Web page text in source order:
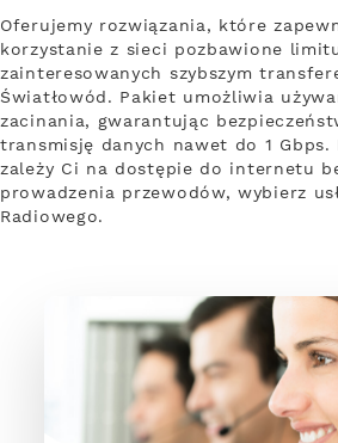
Oferujemy rozwiązania, które
korzystanie z sieci pozbawione
zainteresowanych szybszym
Światłowód. Pakiet umożliwia
zacinania, gwarantując
transmisję danych nawet do 1 Gbps.
zależy Ci na dostępie do internetu
prowadzenia przewodów, wybierz
Radiowego.